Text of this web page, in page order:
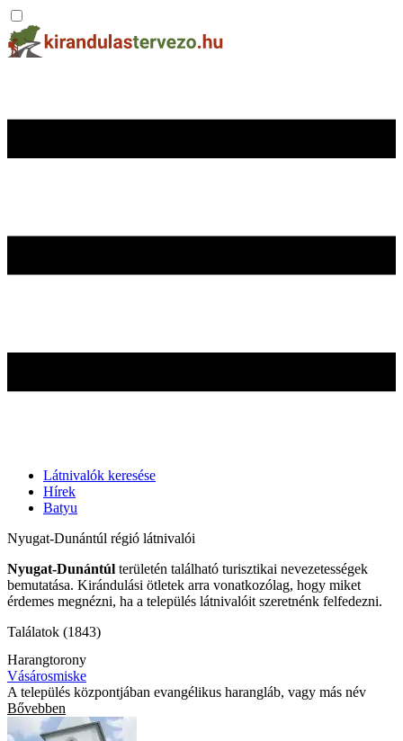
Látnivalók keresése
Hírek
Batyu
Nyugat-Dunántúl régió látnivalói
Nyugat-Dunántúl területén található turisztikai nevezetességek
bemutatása. Kirándulási ötletek arra vonatkozólag, hogy miket
érdemes megnézni, ha a település látnivalóit szeretnénk felfedezni.
Találatok (1843)
Harangtorony
Vásárosmiske
A település központjában evangélikus harangláb, vagy más név
Bővebben